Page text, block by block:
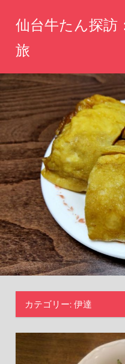
ツ
へ
ス
ッ
プ
仙台牛たん探訪
旅
温
ま
る
味
わ
い、
仙
台
の
伝
統
を
一
緒
に
楽
し
う！
カテゴリー: 伊達